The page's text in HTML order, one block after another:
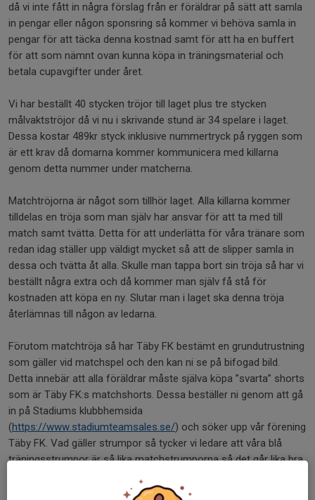
då vi inte fått in några förslag från er föräldrar på sätt att samla
in pengar eller någon sponsring så kommer vi behöva samla in
pengar för att täcka denna kostnad samt för att ha en buffert
för att som nämnt ovan kunna köpa in träningsmaterial och
betala cupavgifter under året.
Vi har beställt 40 stycken tröjor till laget plus tre stycken
målvaktströjor då vi nu i skrivande stund är 34 spelare i laget.
Dessa kostar 489kr styck inklusive nummertryck på ryggen som
är ett krav då domarna kommer kommunicera med killarna
genom detta nummer under matcherna.
Matchtröjorna är något som tillhör laget. Alla killarna kommer
tilldelas en tröja som man själv har ansvar för att ta med till
match samt tvätta. Detta för att underlätta för våra tränare som
redan idag ställer upp väldigt mycket så att de slipper samla in
dessa och tvätta åt alla. Skulle man tappa bort sin tröja så har vi
beställt några extra och då kommer man själv få stå för
kostnaden att köpa en ny. Slutar man i laget ska denna tröja
återlämnas till någon av ledarna.
Förutom matchtröja så har Täby FK bestämt en grundutrustning
som gäller vid matchspel och den kan ni se på bifogad bild.
Detta innebär att alla föräldrar måste själva köpa ”svarta” shorts
som är Täby FK:s matchshorts. Dessa beställer ni genom att gå
in på Stadiums klubbhemsida
(https://www.stadiumteamsales.se/) och söker upp vår förening
Täby FK. Vad gäller strumpor så tycker vi ledare att våra blå
träningsstrumpor är så lika matchstrumporna så det går lika bra